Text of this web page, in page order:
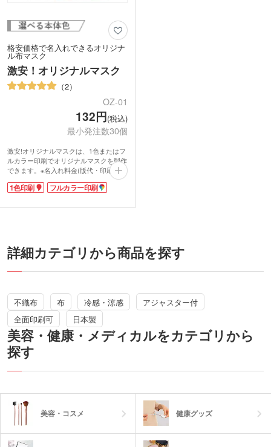
格安価格で名入れできるオリジナ
ル布マスク
激安！オリジナルマスク
2
OZ-01
132円(税込)
最小発注数30個
激安!オリジナルマスクは、1色またはフ
ルカラー印刷でオリジナルマスクを製作
できます。※名入れ料金(版代・印刷代)
いまや日常生活にかかせないアイテムと
配布や会社説明会での企業ノベルティに
1色印刷 フルカラー印刷
詳細カテゴリから商品を探す
不織布 布 冷感・涼感
アジャスター付
全面印刷可
日本製
美容・健康・メディカルをカテゴリから
探す
美容・コスメ 健康グッズ